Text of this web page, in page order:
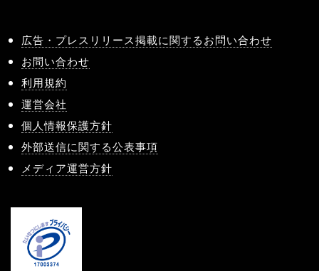
広告・プレスリリース掲載に関するお問い合わせ
お問い合わせ
利用規約
運営会社
個人情報保護方針
外部送信に関する公表事項
メディア運営方針